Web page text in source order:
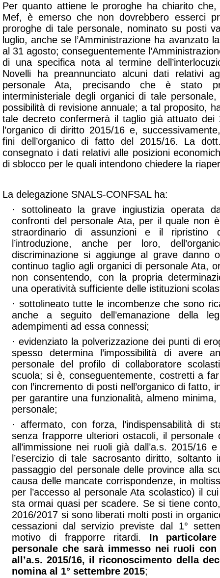
Per quanto attiene le proroghe ha chiarito che,
Mef, è emerso che non dovrebbero esserci
proroghe di tale personale, nominato su posti
luglio, anche se l’Amministrazione ha avanzato
al 31 agosto; conseguentemente
di una specifica nota al termine
Novelli ha preannunciato alcuni dati relativi
personale Ata, precisando che è stato
interministeriale degli organici di tale
possibilità di revisione annuale; a tal proposito,
tale decreto confermerà il taglio già attuato dei
l’organico di diritto 2015/16 e,
fini dell’organico di fatto del 2015/16. La
consegnato i dati relativi alle posizioni
di sblocco per le quali intendono chiedere la
La delegazione SNALS-CONFSAL ha:
· sottolineato la grave ingiustizia operata
confronti del personale Ata, per il quale non
straordinario di assunzioni e il ripristino
l’introduzione, anche per loro,
discriminazione si aggiunge al grave danno
continuo taglio agli organici di personale Ata,
non consentendo, con la propria
una operatività sufficiente delle istituzioni
· sottolineato tutte le incombenze che sono
anche a seguito dell’emanazione della
adempimenti ad essa connessi;
· evidenziato la polverizzazione dei punti di
spesso determina l’impossibilità di avere
personale del profilo di collaboratore
scuola; si è, conseguentemente, costretti a
con l’incremento di posti nell’organico di fatto,
per garantire una funzionalità, almeno
personale;
· affermato, con forza, l’indispensabilità di
senza frapporre ulteriori ostacoli, il personale
all’immissione nei ruoli già dall’a.s. 2015/16
l’esercizio di tale sacrosanto diritto,
passaggio del personale delle province alla
causa delle mancate corrispondenze, in
per l’accesso al personale Ata scolastico) il
sta ormai quasi per scadere. Se si tiene
2016/2017 si sono liberati molti posti in
cessazioni dal servizio previste dal 1°
motivo di frapporre ritardi. In
personale che sarà immesso nei ruoli
all’a.s. 2015/16, il riconoscimento della
nomina al 1° settembre 2015;